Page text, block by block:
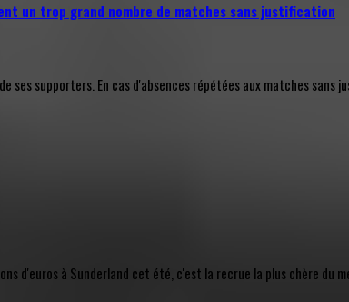
un trop grand nombre de matches sans justification
ses supporters. En cas d'absences répétées aux matches sans
d'euros à Sunderland cet été, c'est la recrue la plus chère du